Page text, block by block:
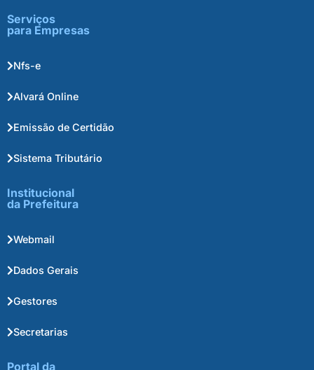
Serviços
para Empresas
Nfs-e
Alvará Online
Emissão de Certidão
Sistema Tributário
Institucional
da Prefeitura
Webmail
Dados Gerais
Gestores
Secretarias
Portal da